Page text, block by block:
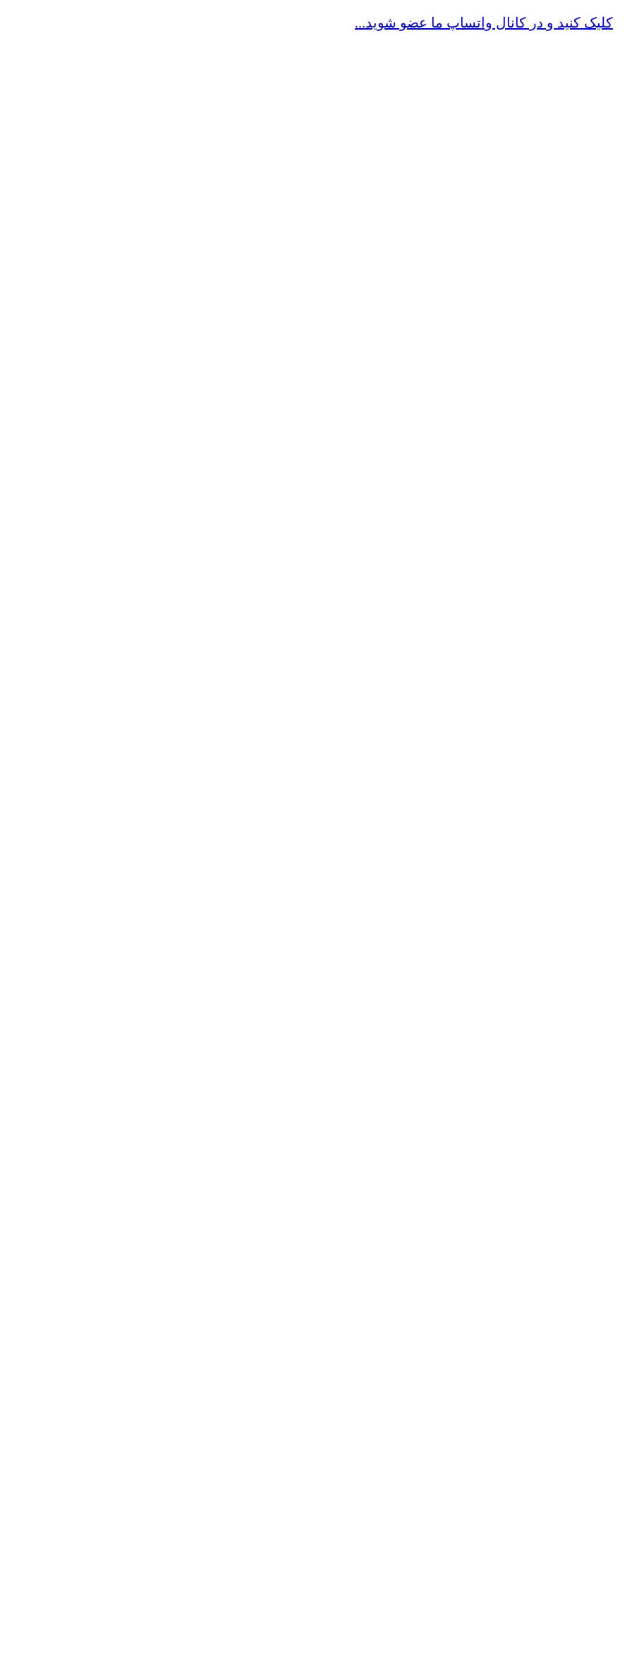
کلیک کنید و در کانال واتساپ ما عضو شوید...